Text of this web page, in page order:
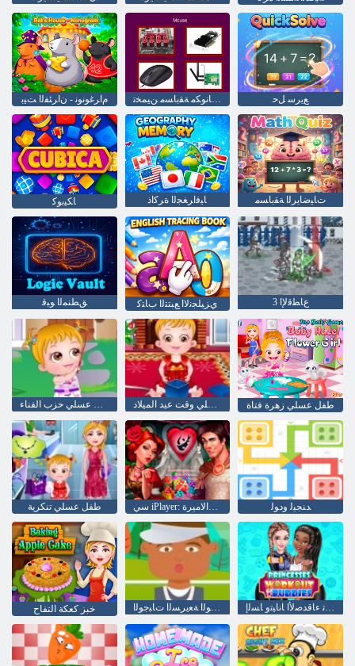
ﻡﺍﺮﻏﻮﻧﻮﻧ - ﻥﺍﺮﺌﻔﻟﺍ ﺖﻴﺑ ﺮﺗﻮﻴﺒﻤﻜﻟﺍ ﺕﺎﻧﻮﻜﻣ ﺔﻘﺑﺎﺴﻣ ﻦﻴﻤﺨﺗ ﻊﻳﺮﺳ ﻞﺣ
ﺎﻜﻴﺑﻮﻛ ﺎﻴﻓﺍﺮﻐﺠﻟﺍ ﺓﺮﻛﺍﺫ ﺕﺎﻴﺿﺎﻳﺮﻟﺍ ﺔﻘﺑﺎﺴﻣ
ﻖﻄﻨﻤﻟﺍ ﻮﺒﻗ ﻱﺰﻴﻠﺠﻧﻻ ﺍ ﻊﺒﺘﺘﻟﺍ ﺏﺎﺘﻛ 3 ﻉﺎﻄﻗﻹ ﺍ
طفل عسلي حزب الفناء طفل عسلي وقت عيد الميلاد طفل عسلي زهرة فتاة
طفل عسلي تنكرية سي iPlayer: الإخلاص: فرسان والاميرة ﺪﻨﺠﻴﻟ ﻭﺩﻮﻟ
خبز كعكة التفاح ﺓﺰﻫﺎﺠﻟﺍ ﺕﺎﺒﺟﻮﻟﺍ ﺔﻌﻳﺮﺴﻟﺍ ﺕﺎﺒﺟﻮﻟﺍ ﺐﻳﺮﺠﺗ ءﺎﻗﺪﺻﻷ ﺍ ﺎﻧﺎﻴﺗﻭ ﺎﺴﻟﺇ